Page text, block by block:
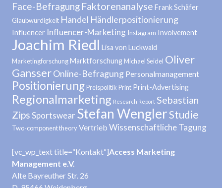
Face-Befragung Faktorenanalyse Frank Schäfer
Glaubwürdigkeit Handel Händlerpositionierung
Influencer Influencer-Marketing Instagram Involvement
Joachim Riedl Lisa von Luckwald
MarketingforschungMarktforschung Michael Seidel Oliver
GansserOnline-Befragung Personalmanagement
Positionierung Preispolitik Print Print-Advertising
Regionalmarketing Research Report Sebastian
ZipsSportswear Stefan WenglerStudie
Two-component theory Vertrieb Wissenschaftliche Tagung
[vc_wp_text title=“Kontakt“]Access Marketing
Management e.V.
Alte Bayreuther Str. 26